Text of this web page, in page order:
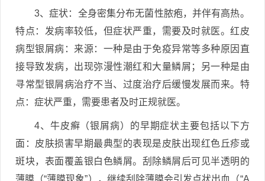
3、症状：全身密集分布无菌性脓疱，并伴有高热。
特点：发病率较低，但症状严重，需要及时就医。红皮
病型银屑病：来源：一种是由于免疫异常等多种原因直
接导致发病，出现弥漫性潮红和大量鳞屑；另一种是由
寻常型银屑病治疗不当、过度治疗后缓慢发展而来。特
点：症状严重，需要患者及时正规就医。
4、牛皮癣（银屑病）的早期症状主要包括以下方
面：皮肤损害早期最典型的表现是皮肤出现红色丘疹或
斑块，表面覆盖银白色鳞屑。刮除鳞屑后可见半透明的
薄膜（“薄膜现象”），继续刮除薄膜会引发点状出血（“A